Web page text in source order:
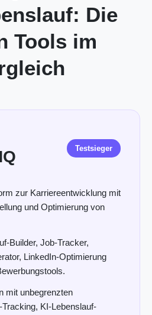
Die
Tools im
Testsieger
zur Karriereentwicklung mit
und Optimierung von
Builder, Job-Tracker,
LinkedIn-Optimierung
mit unbegrenzten
KI-Lebenslauf-